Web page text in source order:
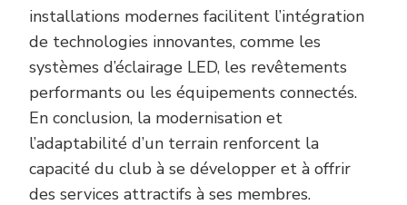
installations modernes facilitent l’intégration
de technologies innovantes, comme les
systèmes d’éclairage LED, les revêtements
performants ou les équipements connectés.
En conclusion, la modernisation et
l’adaptabilité d’un terrain renforcent la
capacité du club à se développer et à offrir
des services attractifs à ses membres.